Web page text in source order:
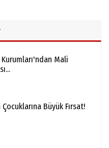
Mali
Büyük Fırsat!